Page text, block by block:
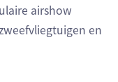
airshow
en